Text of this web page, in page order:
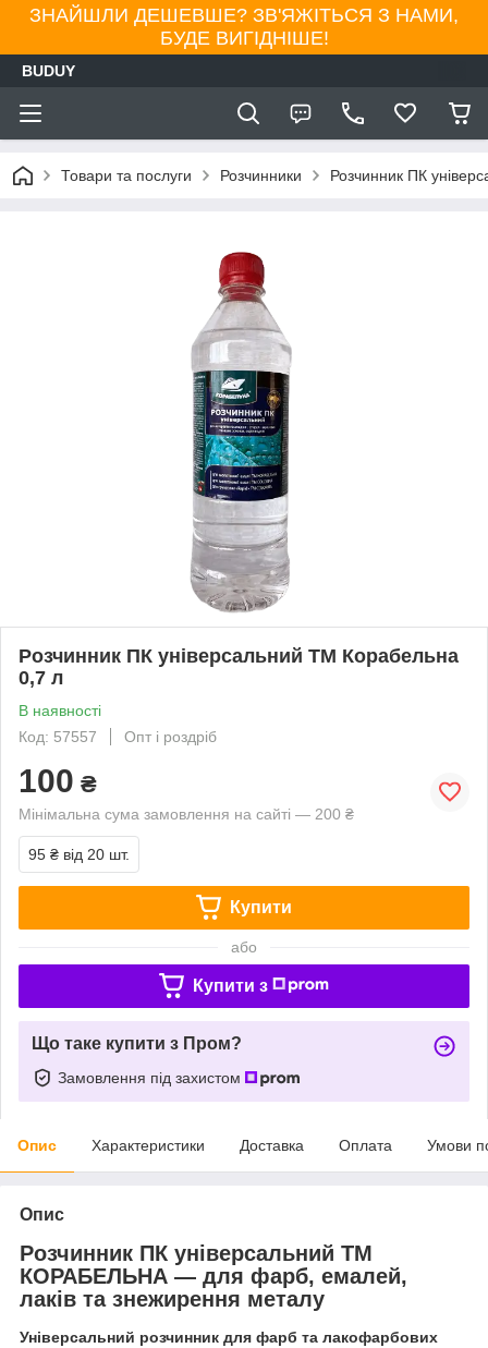
ЗНАЙШЛИ ДЕШЕВШЕ? ЗВ'ЯЖІТЬСЯ З НАМИ,
БУДЕ ВИГІДНІШЕ!
BUDUY
Товари та послуги Розчинники Розчинник ПК
Розчинник ПК універсальний ТМ Корабельна
0,7 л
В наявності
Код: 57557
Опт і роздріб
100 ₴
Мінімальна сума замовлення на сайті — 200 ₴
95 ₴ від 20 шт.
Купити
або
Купити з
Що таке купити з Пром?
Замовлення під захистом
Опис Характеристики Доставка Оплата Умови
Опис
Розчинник ПК універсальний ТМ
КОРАБЕЛЬНА — для фарб, емалей,
лаків та знежирення металу
Універсальний розчинник для фарб та лакофарбових